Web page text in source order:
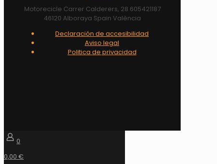
Motorecicle Carrer Calderers, 28 605421187
46120 Alboraya Spain València
Declaración de accesibilidad
Aviso legal
Politica de privacidad
0
0,00 €